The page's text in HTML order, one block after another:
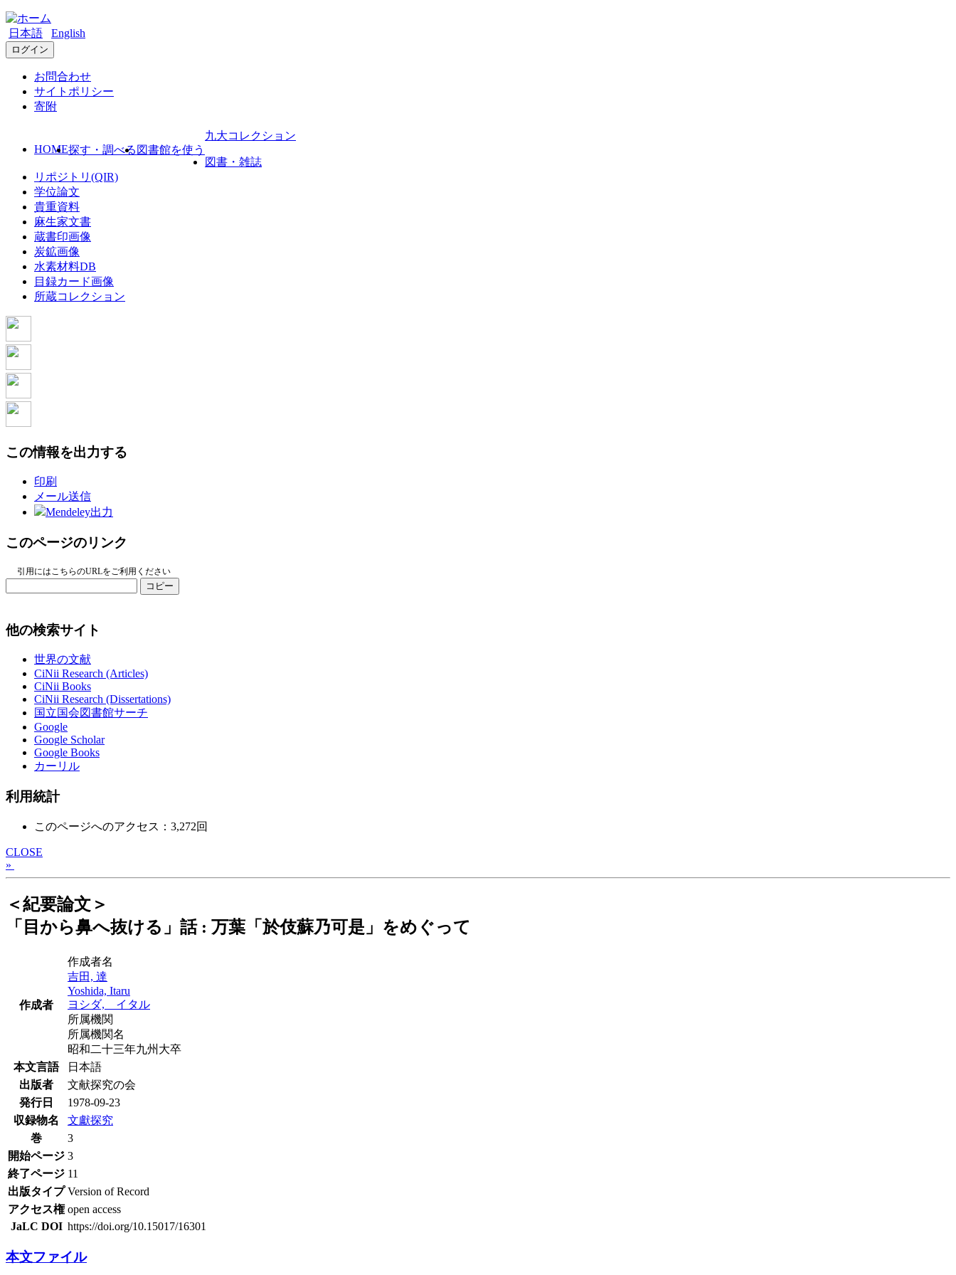
日本語 English
ログイン
お問合わせ
サイトポリシー
寄附
HOME探す・調べる 図書館を使う
九大コレクション
図書・雑誌
リポジトリ(QIR)
学位論文
貴重資料
麻生家文書
蔵書印画像
炭鉱画像
水素材料DB
目録カード画像
所蔵コレクション
この情報を出力する
印刷
メール送信
Mendeley出力
このページのリンク
引用にはこちらのURLをご利用ください
コピー
他の検索サイト
世界の文献
CiNii Research (Articles)
CiNii Books
CiNii Research (Dissertations)
国立国会図書館サーチ
Google
Google Scholar
Google Books
カーリル
利用統計
このページへのアクセス：3,272回
CLOSE
»
＜紀要論文＞
「目から鼻へ抜ける」話 : 万葉「於伎蘇乃可是」をめぐって
作成者
作成者名
吉田, 達
Yoshida, Itaru
ヨシダ, イタル
所属機関
所属機関名
昭和二十三年九州大卒
本文言語
日本語
出版者
文献探究の会
発行日
1978-09-23
収録物名
文獻探究
巻
3
開始ページ 3
終了ページ 11
出版タイプ Version of Record
アクセス権 open access
JaLC DOI https://doi.org/10.15017/16301
本文ファイル